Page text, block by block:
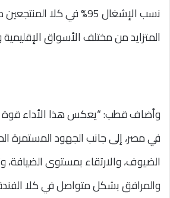
نسب الإشغال 95% في كلا
المتزايد من مختلف الأسواق الإقليمية
وأضاف قطب: “يعكس هذا الأداء قوة
في مصر، إلى جانب الجهود المستمرة
الضيوف، والارتقاء بمستوى الضيافة،
والمرافق بشكل متواصل في كلا